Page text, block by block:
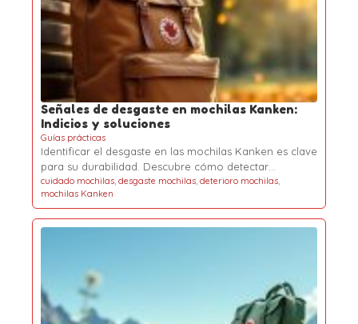
Señales de desgaste en mochilas Kanken:
Indicios y soluciones
Guías prácticas
Identificar el desgaste en las mochilas Kanken es clave
para su durabilidad. Descubre cómo detectar…
cuidado mochilas, desgaste mochilas, deterioro mochilas,
mochilas Kanken